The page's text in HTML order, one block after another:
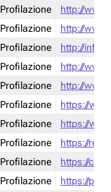
Profilazione
http://
Profilazione
http://
Profilazione
http://
Profilazione
http://
Profilazione
http://
Profilazione
https://
Profilazione
https://
Profilazione
https://
Profilazione
https://
Profilazione
https://